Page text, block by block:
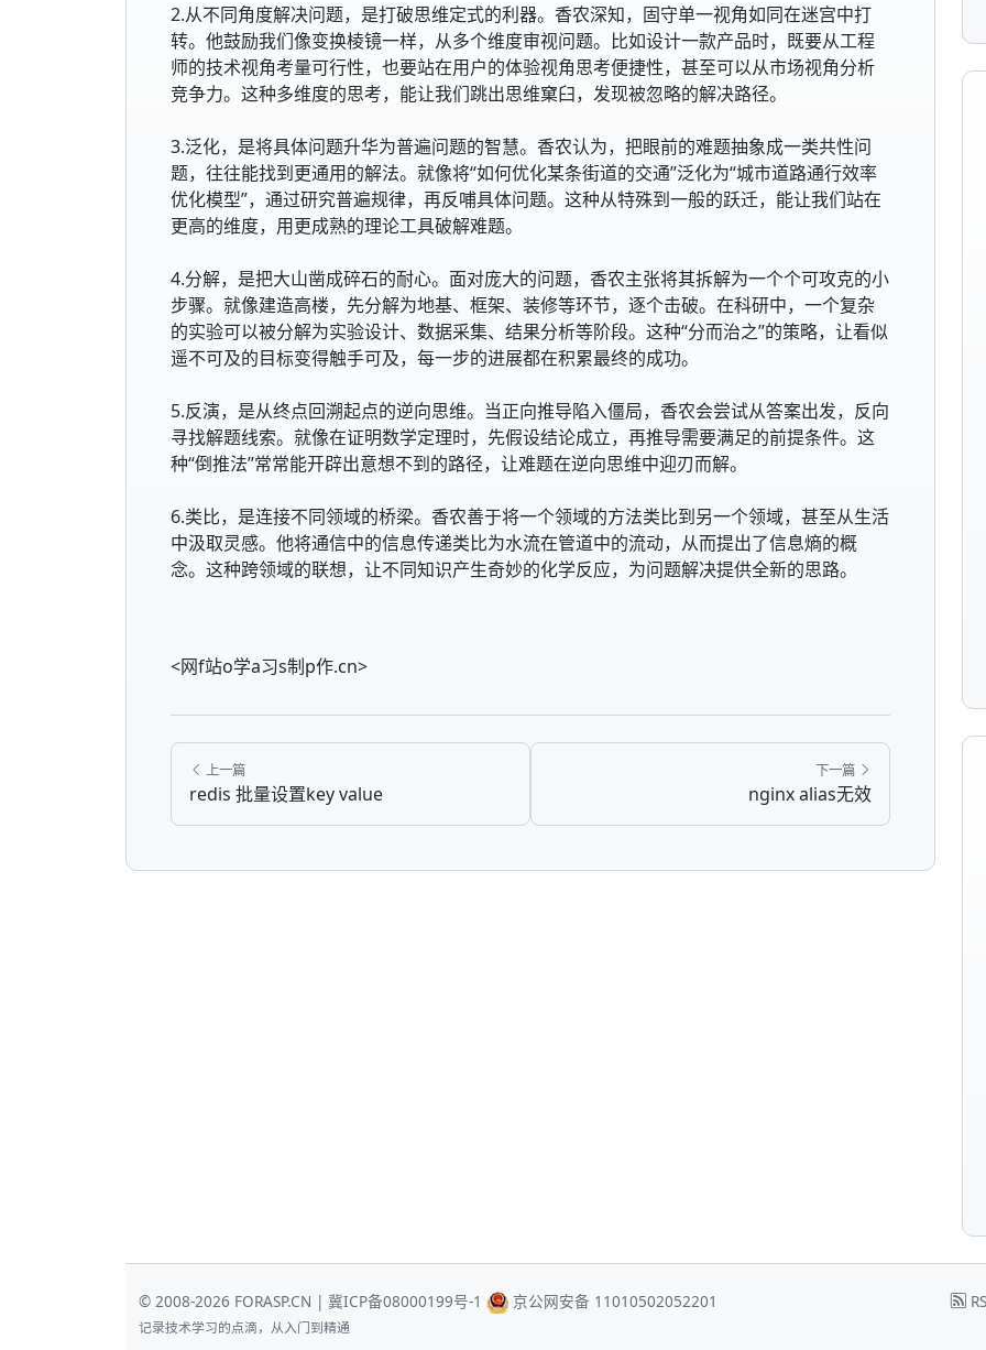
2.从不同角度解决问题，是打破思维定式的利器。香农深知，固守单一视角如同在迷宫中打
转。他鼓励我们像变换棱镜一样，从多个维度审视问题。比如设计一款产品时，既要从工程
师的技术视角考量可行性，也要站在用户的体验视角思考便捷性，甚至可以从市场视角分析
竞争力。这种多维度的思考，能让我们跳出思维窠臼，发现被忽略的解决路径。
3.泛化，是将具体问题升华为普遍问题的智慧。香农认为，把眼前的难题抽象成一类共性问
题，往往能找到更通用的解法。就像将“如何优化某条街道的交通”泛化为“城市道路通行效率
优化模型”，通过研究普遍规律，再反哺具体问题。这种从特殊到一般的跃迁，能让我们站在
更高的维度，用更成熟的理论工具破解难题。
4.分解，是把大山凿成碎石的耐心。面对庞大的问题，香农主张将其拆解为一个个可攻克的小
步骤。就像建造高楼，先分解为地基、框架、装修等环节，逐个击破。在科研中，一个复杂
的实验可以被分解为实验设计、数据采集、结果分析等阶段。这种“分而治之”的策略，让看似
遥不可及的目标变得触手可及，每一步的进展都在积累最终的成功。
5.反演，是从终点回溯起点的逆向思维。当正向推导陷入僵局，香农会尝试从答案出发，反向
寻找解题线索。就像在证明数学定理时，先假设结论成立，再推导需要满足的前提条件。这
种“倒推法”常常能开辟出意想不到的路径，让难题在逆向思维中迎刃而解。
6.类比，是连接不同领域的桥梁。香农善于将一个领域的方法类比到另一个领域，甚至从生活
中汲取灵感。他将通信中的信息传递类比为水流在管道中的流动，从而提出了信息熵的概
念。这种跨领域的联想，让不同知识产生奇妙的化学反应，为问题解决提供全新的思路。
<网f站o学a习s制p作.cn>
上一篇
redis 批量设置key value
下一篇
nginx alias无效
© 2008-2026 FORASP.CN | 冀ICP备08000199号-1 京公网安备 11010502052201
记录技术学习的点滴，从入门到精通